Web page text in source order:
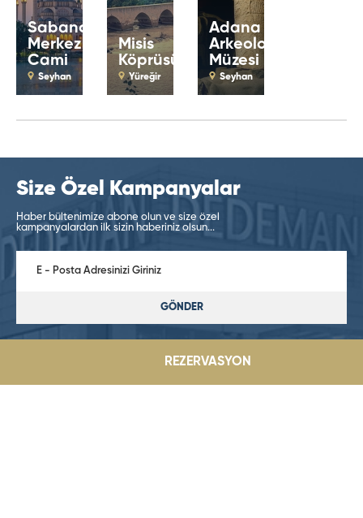
Sabancı
Merkez
Cami
Seyhan
Misis
Köprüsü
Yüreğir
Adana
Arkeoloji
Müzesi
Seyhan
Size Özel Kampanyalar
Haber bültenimize abone olun ve size özel
kampanyalardan ilk sizin haberiniz olsun...
GÖNDER
REZERVASYON